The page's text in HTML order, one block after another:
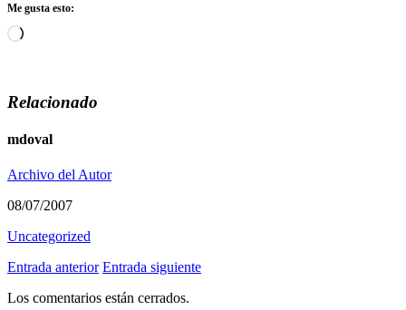
Me gusta esto:
Cargando...
Relacionado
mdoval
Archivo del Autor
08/07/2007
Uncategorized
Entrada anterior Entrada siguiente
Los comentarios están cerrados.